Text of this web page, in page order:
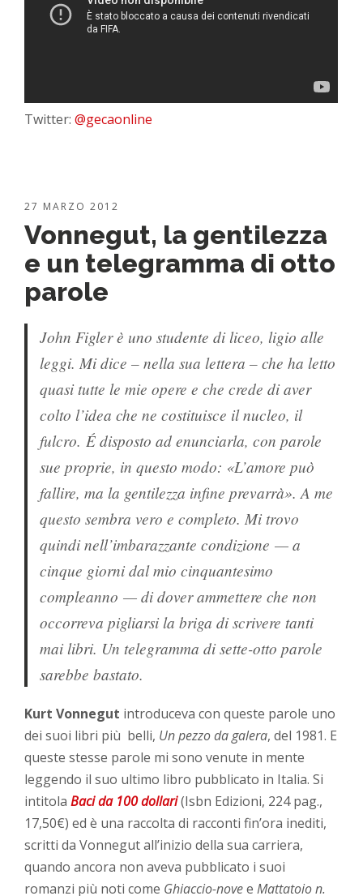
Twitter:@gecaonline
27 MARZO 2012
Vonnegut, la gentilezza
e un telegramma di otto
parole
John Figler è uno studente di liceo, ligio alle
leggi. Mi dice – nella sua lettera – che ha letto
quasi tutte le mie opere e che crede di aver
colto l’idea che ne costituisce il nucleo, il
fulcro. É disposto ad enunciarla, con parole
sue proprie, in questo modo: «L’amore può
fallire, ma la gentilezza infine prevarrà». A me
questo sembra vero e completo. Mi trovo
quindi nell’imbarazzante condizione — a
cinque giorni dal mio cinquantesimo
compleanno — di dover ammettere che non
occorreva pigliarsi la briga di scrivere tanti
mai libri. Un telegramma di sette-otto parole
sarebbe bastato.
Kurt Vonnegut introduceva con queste parole uno
dei suoi libri più belli, Un pezzo da galera, del 1981. E
queste stesse parole mi sono venute in mente
leggendo il suo ultimo libro pubblicato in Italia. Si
intitolaBaci da 100 dollari(Isbn Edizioni, 224 pag.,
17,50€) ed è una raccolta di racconti fin’ora inediti,
scritti da Vonnegut all’inizio della sua carriera,
quando ancora non aveva pubblicato i suoi
romanzi più noti come Ghiaccio-noveeMattatoio n.